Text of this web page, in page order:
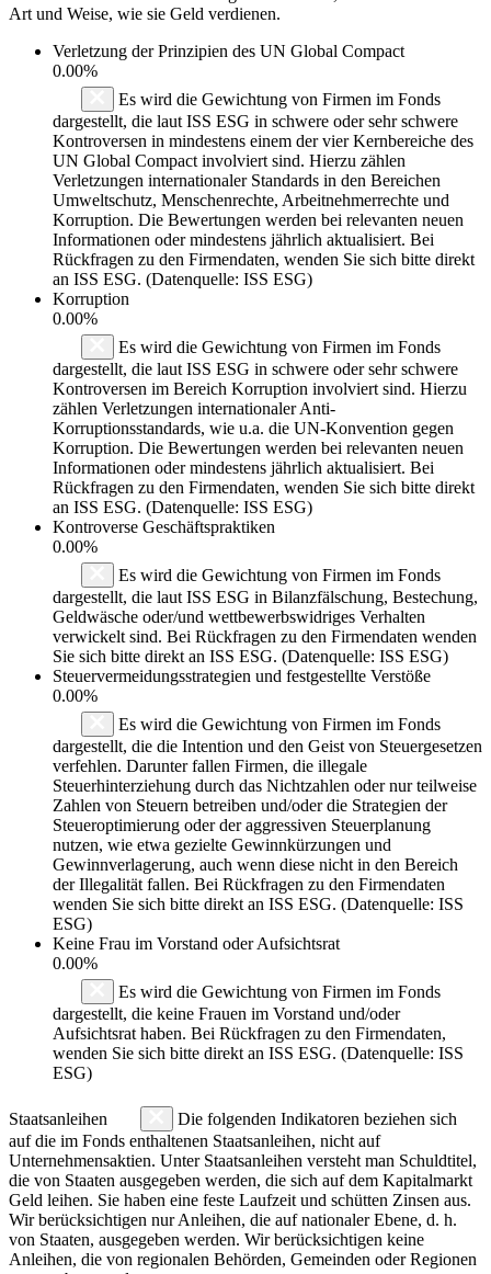
Art und Weise, wie sie Geld verdienen.
Verletzung der Prinzipien des UN Global Compact
0.00%
Es wird die Gewichtung von Firmen im Fonds
dargestellt, die laut ISS ESG in schwere oder sehr schwere
Kontroversen in mindestens einem der vier Kernbereiche des
UN Global Compact involviert sind. Hierzu zählen
Verletzungen internationaler Standards in den Bereichen
Umweltschutz, Menschenrechte, Arbeitnehmerrechte und
Korruption. Die Bewertungen werden bei relevanten neuen
Informationen oder mindestens jährlich aktualisiert. Bei
Rückfragen zu den Firmendaten, wenden Sie sich bitte direkt
an ISS ESG. (Datenquelle: ISS ESG)
Korruption
0.00%
Es wird die Gewichtung von Firmen im Fonds
dargestellt, die laut ISS ESG in schwere oder sehr schwere
Kontroversen im Bereich Korruption involviert sind. Hierzu
zählen Verletzungen internationaler Anti-
Korruptionsstandards, wie u.a. die UN-Konvention gegen
Korruption. Die Bewertungen werden bei relevanten neuen
Informationen oder mindestens jährlich aktualisiert. Bei
Rückfragen zu den Firmendaten, wenden Sie sich bitte direkt
an ISS ESG. (Datenquelle: ISS ESG)
Kontroverse Geschäftspraktiken
0.00%
Es wird die Gewichtung von Firmen im Fonds
dargestellt, die laut ISS ESG in Bilanzfälschung, Bestechung,
Geldwäsche oder/und wettbewerbswidriges Verhalten
verwickelt sind. Bei Rückfragen zu den Firmendaten wenden
Sie sich bitte direkt an ISS ESG. (Datenquelle: ISS ESG)
Steuervermeidungsstrategien und festgestellte Verstöße
0.00%
Es wird die Gewichtung von Firmen im Fonds
dargestellt, die die Intention und den Geist von Steuergesetzen
verfehlen. Darunter fallen Firmen, die illegale
Steuerhinterziehung durch das Nichtzahlen oder nur teilweise
Zahlen von Steuern betreiben und/oder die Strategien der
Steueroptimierung oder der aggressiven Steuerplanung
nutzen, wie etwa gezielte Gewinnkürzungen und
Gewinnverlagerung, auch wenn diese nicht in den Bereich
der Illegalität fallen. Bei Rückfragen zu den Firmendaten
wenden Sie sich bitte direkt an ISS ESG. (Datenquelle: ISS
ESG)
Keine Frau im Vorstand oder Aufsichtsrat
0.00%
Es wird die Gewichtung von Firmen im Fonds
dargestellt, die keine Frauen im Vorstand und/oder
Aufsichtsrat haben. Bei Rückfragen zu den Firmendaten,
wenden Sie sich bitte direkt an ISS ESG. (Datenquelle: ISS
ESG)
Staatsanleihen
Die folgenden Indikatoren beziehen sich
auf die im Fonds enthaltenen Staatsanleihen, nicht auf
Unternehmensaktien. Unter Staatsanleihen versteht man Schuldtitel,
die von Staaten ausgegeben werden, die sich auf dem Kapitalmarkt
Geld leihen. Sie haben eine feste Laufzeit und schütten Zinsen aus.
Wir berücksichtigen nur Anleihen, die auf nationaler Ebene, d. h.
von Staaten, ausgegeben werden. Wir berücksichtigen keine
Anleihen, die von regionalen Behörden, Gemeinden oder Regionen